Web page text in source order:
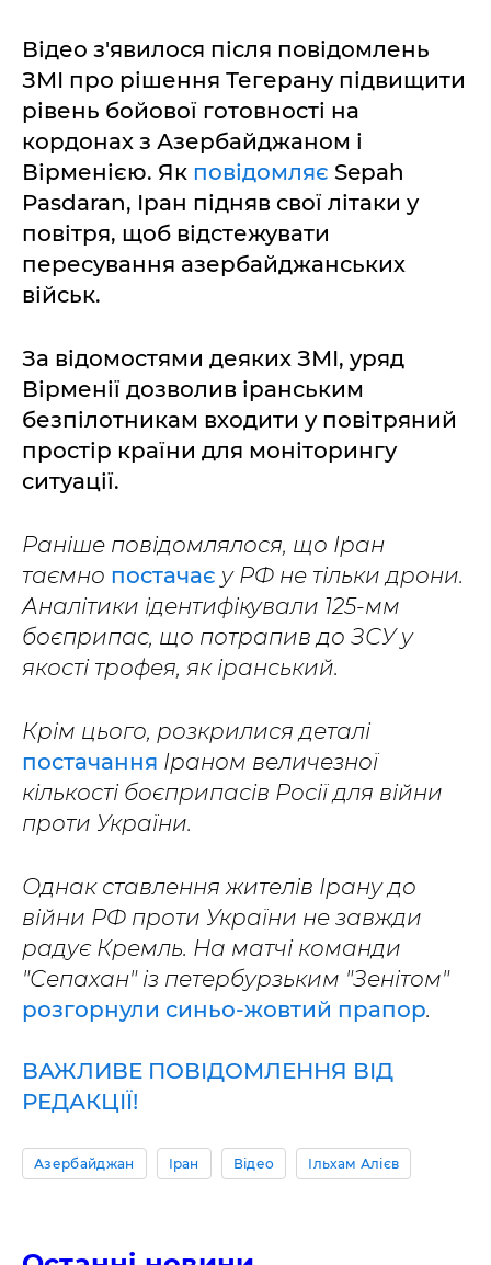
Відео з'явилося після повідомлень
ЗМІ про рішення Тегерану підвищити
рівень бойової готовності на
кордонах з Азербайджаном і
Вірменією. Як повідомляє Sepah
Pasdaran, Іран підняв свої літаки у
повітря, щоб відстежувати
пересування азербайджанських
військ.
За відомостями деяких ЗМІ, уряд
Вірменії дозволив іранським
безпілотникам входити у повітряний
простір країни для моніторингу
ситуації.
Раніше повідомлялося, що Іран
таємно постачає у РФ не тільки дрони.
Аналітики ідентифікували 125-мм
боєприпас, що потрапив до ЗСУ у
якості трофея, як іранський.
Крім цього, розкрилися деталі
постачання Іраном величезної
кількості боєприпасів Росії для війни
проти України.
Однак ставлення жителів Ірану до
війни РФ проти України не завжди
радує Кремль. На матчі команди
"Сепахан" із петербурзьким "Зенітом"
розгорнули синьо-жовтий прапор.
ВАЖЛИВЕ ПОВІДОМЛЕННЯ ВІД
РЕДАКЦІЇ!
Азербайджан Іран Відео Ільхам Алієв